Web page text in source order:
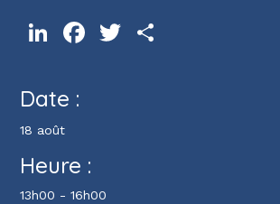
LinkedInFacebookTwitter
Date :
18 août
Heure :
13h00 - 16h00